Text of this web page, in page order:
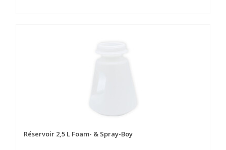
Réservoir 2,5 L Foam- & Spray-Boy